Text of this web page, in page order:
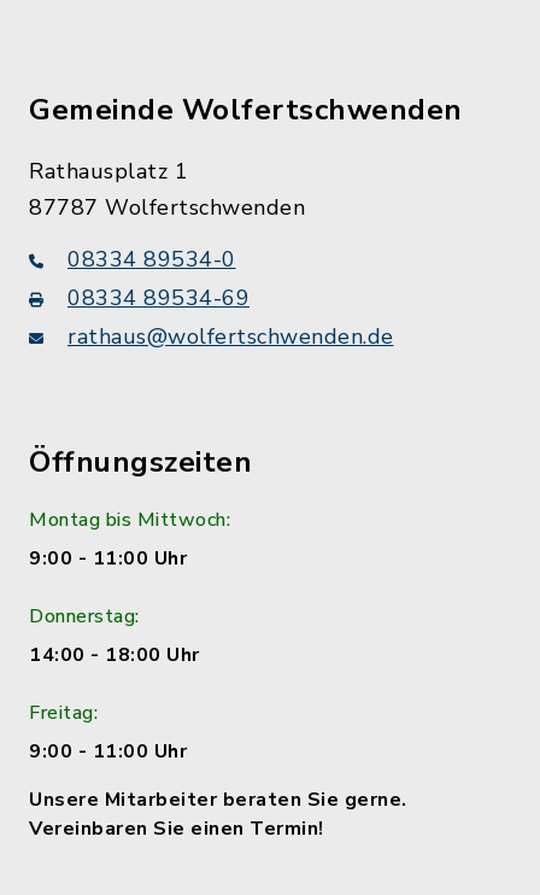
Gemeinde Wolfertschwenden
Rathausplatz 1
87787 Wolfertschwenden
08334 89534-0
08334 89534-69
rathaus@wolfertschwenden.de
Öffnungszeiten
Montag bis Mittwoch:
9:00 - 11:00 Uhr
Donnerstag:
14:00 - 18:00 Uhr
Freitag:
9:00 - 11:00 Uhr
Unsere Mitarbeiter beraten Sie gerne.
Vereinbaren Sie einen Termin!